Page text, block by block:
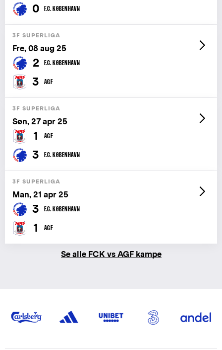
0 F.C. KØBENHAVN
3F SUPERLIGA
Fre, 08 aug 25
2 F.C. KØBENHAVN
3 AGF
3F SUPERLIGA
Søn, 27 apr 25
1 AGF
3 F.C. KØBENHAVN
3F SUPERLIGA
Man, 21 apr 25
3 F.C. KØBENHAVN
1 AGF
Se alle FCK vs AGF kampe